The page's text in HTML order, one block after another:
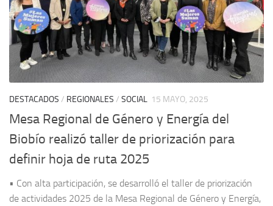
DESTACADOS / REGIONALES / SOCIAL 15 MAYO, 2025
Mesa Regional de Género y Energía del
Biobío realizó taller de priorización para
definir hoja de ruta 2025
• Con alta participación, se desarrolló el taller de priorización
de actividades 2025 de la Mesa Regional de Género y Energía,